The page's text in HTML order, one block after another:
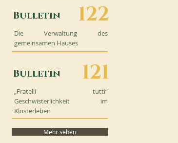
122
Bulletin
Die Verwaltung des
gemeinsamen Hauses
121
Bulletin
„Fratelli tutti“
Geschwisterlichkeit im
Klosterleben
Mehr sehen